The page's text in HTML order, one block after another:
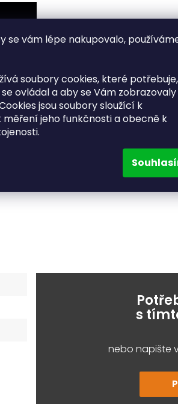
se vám lépe nakupovalo,
soubory cookies, které potřebuje,
ovládal a aby se Vám zobrazovaly
jsou soubory sloužící k
jeho funkčnosti a obecně k
s
nebo napište